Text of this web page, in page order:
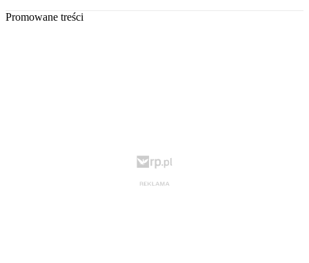
Promowane treści